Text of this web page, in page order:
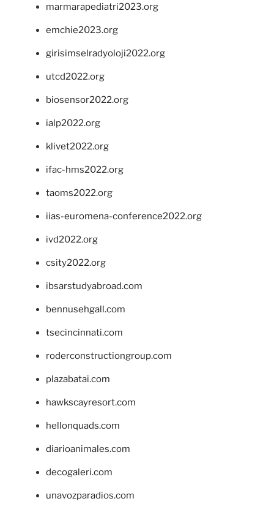
marmarapediatri2023.org
emchie2023.org
girisimselradyoloji2022.org
utcd2022.org
biosensor2022.org
ialp2022.org
klivet2022.org
ifac-hms2022.org
taoms2022.org
iias-euromena-conference2022.org
ivd2022.org
csity2022.org
ibsarstudyabroad.com
bennusehgall.com
tsecincinnati.com
roderconstructiongroup.com
plazabatai.com
hawkscayresort.com
hellonquads.com
diarioanimales.com
decogaleri.com
unavozparadios.com